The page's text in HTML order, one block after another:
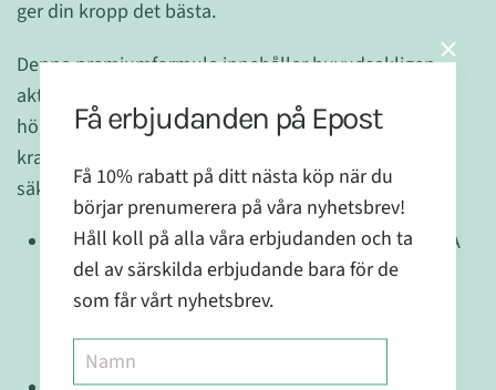
ger din kropp det bästa.
Denna premiumformula innehåller huvudsakligen
aktiva beståndsdelar såsom slemämnen (25-35%,
högst i roten), asparigin och garvämnen. Dessa
kraftfulla ingredienser har varsamt utvunnits för att
säkerställa maximal absorption och effekt.
Högkvalitativa ingredienser:Läkemalvablad 333A
är framställt med en avancerad blandning av
slemämnen, asparigin och garvämnen för att ge
maximal effekt.
Få erbjudanden på Epost
Få 10% rabatt på ditt nästa köp när du
börjar prenumerera på våra nyhetsbrev!
Håll koll på alla våra erbjudanden och ta
del av särskilda erbjudande bara för de
som får vårt nyhetsbrev.